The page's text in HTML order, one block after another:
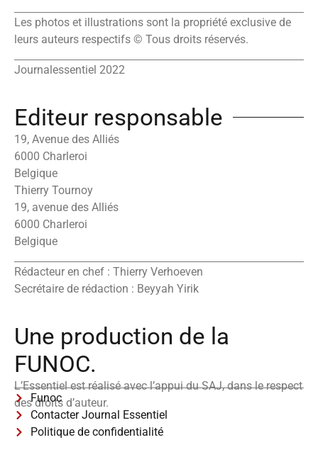
Les photos et illustrations sont la propriété exclusive de
leurs auteurs respectifs © Tous droits réservés.
Journalessentiel 2022
Editeur responsable
19, Avenue des Alliés
6000 Charleroi
Belgique
Thierry Tournoy
19, avenue des Alliés
6000 Charleroi
Belgique
Rédacteur en chef : Thierry Verhoeven
Secrétaire de rédaction : Beyyah Yirik
Une production de la
FUNOC.
L’Essentiel est réalisé avec l’appui du SAJ, dans le respect
des droits d’auteur.
Funoc
Contacter Journal Essentiel
Politique de confidentialité